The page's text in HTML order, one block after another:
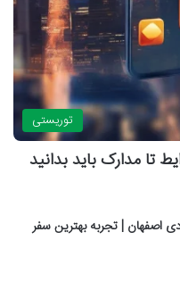
توریستی
تا مدارک باید بدانید
اصفهان | تجربه بهترین سفر